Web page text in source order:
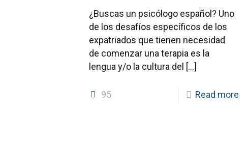
¿Buscas un psicólogo español? Uno
de los desafíos específicos de los
expatriados que tienen necesidad
de comenzar una terapia es la
lengua y/o la cultura del […]
95 Read more